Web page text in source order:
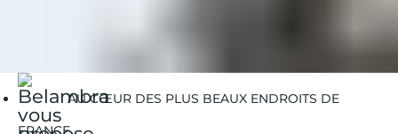
AU CŒUR DES PLUS BEAUX ENDROITS DE
FRANCE.